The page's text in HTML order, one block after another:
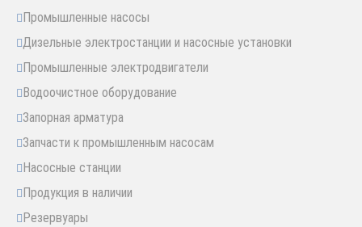
Промышленные насосы
Дизельные электростанции и насосные установки
Промышленные электродвигатели
Водоочистное оборудование
Запорная арматура
Запчасти к промышленным насосам
Насосные станции
Продукция в наличии
Резервуары